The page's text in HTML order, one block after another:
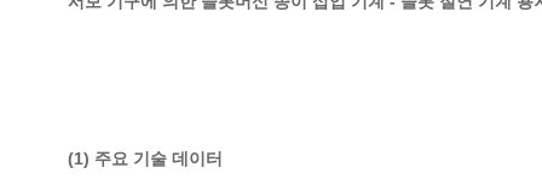
(1) 주요 기술 데이터